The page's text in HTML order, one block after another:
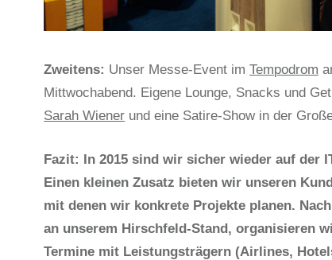
Zweitens: Unser Messe-Event imTempodrom
Mittwochabend. Eigene Lounge, Snacks und
Sarah Wiener und eine Satire-Show in der
Fazit: In 2015 sind wir sicher wieder auf der
Einen kleinen Zusatz bieten wir unseren
mit denen wir konkrete Projekte planen.
an unserem Hirschfeld-Stand, organisieren
Termine mit Leistungsträgern (Airlines,